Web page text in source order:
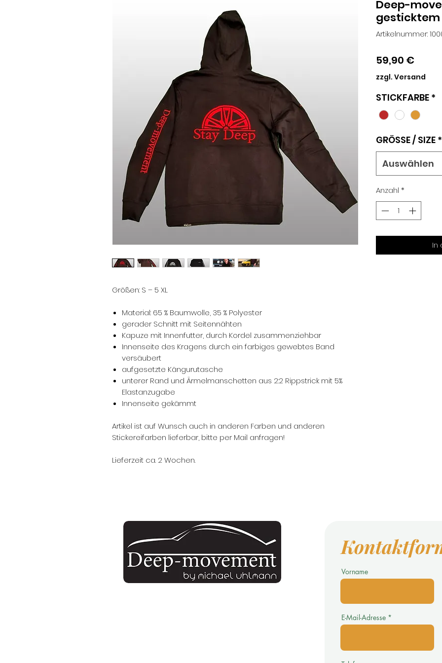
Größen: S – 5 XL
Material: 65 % Baumwolle, 35 % Polyester
gerader Schnitt mit Seitennähten
Kapuze mit Innenfutter, durch Kordel zusammenziehbar
Innenseite des Kragens durch ein farbiges gewebtes Band
versäubert
aufgesetzte Kängurutasche
unterer Rand und Ärmelmanschetten aus 2:2 Rippstrick mit 5%
Elastanzugabe
Innenseite gekämmt
Artikel ist auf Wunsch auch in anderen Farben und anderen
Stickereifarben lieferbar, bitte per Mail anfragen!
Lieferzeit ca. 2 Wochen.
Deep-
gesticktem
Artikelnummer:
59,90 €Preis
zzgl. Versand
STICKFARBE *
GRÖSSE / SIZE *
Auswählen
Anzahl *
In
Vorname
E-Mail-Adresse